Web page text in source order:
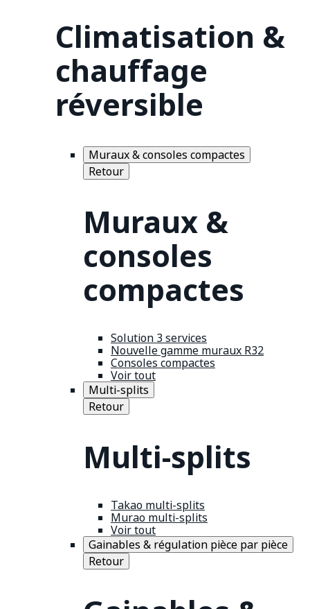
Climatisation &
chauffage
réversible
Muraux & consoles compactes
Retour
Muraux &
consoles
compactes
Solution 3 services
Nouvelle gamme muraux R32
Consoles compactes
Voir tout
Multi-splits
Retour
Multi-splits
Takao multi-splits
Murao multi-splits
Voir tout
Gainables & régulation pièce par pièce
Retour